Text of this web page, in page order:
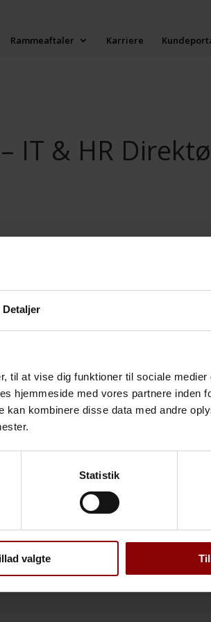
Detaljer
til at vise dig funktioner til sociale medier
hjemmeside med vores partnere inden
kombinere disse data med andre
Statistik
valgte
Rammeaftaler Karriere
IT & HR
herunder programmering, udvikling samt
i de seneste 18 år, et RTM i vækst hvor
forskellige afdelinger med IT-værktøjer.
gennemsigtige og synlige ledelsesstil
skabe tillid og dermed følgeskab.